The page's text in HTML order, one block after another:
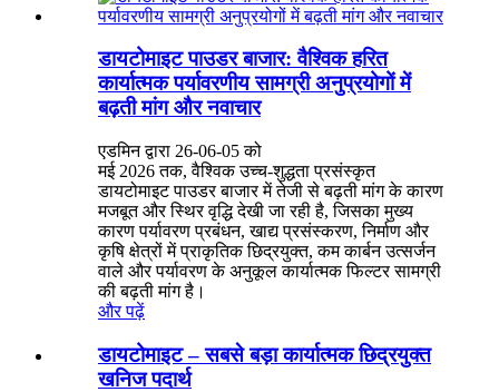
डायटोमाइट पाउडर बाजार: वैश्विक हरित
कार्यात्मक पर्यावरणीय सामग्री अनुप्रयोगों में
बढ़ती मांग और नवाचार
एडमिन द्वारा 26-06-05 को
मई 2026 तक, वैश्विक उच्च-शुद्धता प्रसंस्कृत
डायटोमाइट पाउडर बाजार में तेजी से बढ़ती मांग के कारण
मजबूत और स्थिर वृद्धि देखी जा रही है, जिसका मुख्य
कारण पर्यावरण प्रबंधन, खाद्य प्रसंस्करण, निर्माण और
कृषि क्षेत्रों में प्राकृतिक छिद्रयुक्त, कम कार्बन उत्सर्जन
वाले और पर्यावरण के अनुकूल कार्यात्मक फिल्टर सामग्री
की बढ़ती मांग है।
और पढ़ें
डायटोमाइट – सबसे बड़ा कार्यात्मक छिद्रयुक्त
खनिज पदार्थ